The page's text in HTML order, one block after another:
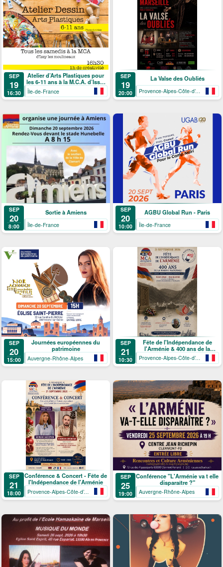
SEP
19
16:30
Atelier d’Arts Plastiques pour
les 6-11 ans à la M.C.A. d’Issy-
les-Moulineaux
Île-de-France
SEP
19
20:00
La Valse des Oubliés
Provence-Alpes-Côte-d’Azur
SEP
20
8:00
Sortie à Amiens
Île-de-France
SEP
20
10:00
AGBU Global Run - Paris
Île-de-France
SEP
20
15:00
Journées européennes du
patrimoine
Auvergne-Rhône-Alpes
SEP
21
10:30
Fête de l'Indépendance de
l'Arménie & 400 ans de la
Marine Nationale
Provence-Alpes-Côte-d’Azur
SEP
21
18:00
Conférence & Concert - Fête de
l'Indépendance de l'Arménie
Provence-Alpes-Côte-d’Azur
SEP
25
19:00
Conférence "L'Arménie va t elle
disparaître ?"
Auvergne-Rhône-Alpes